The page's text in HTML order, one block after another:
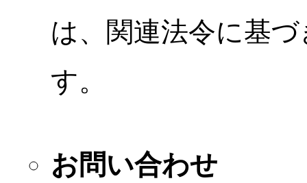
は、関連法令に基
す。
お問い合わせ